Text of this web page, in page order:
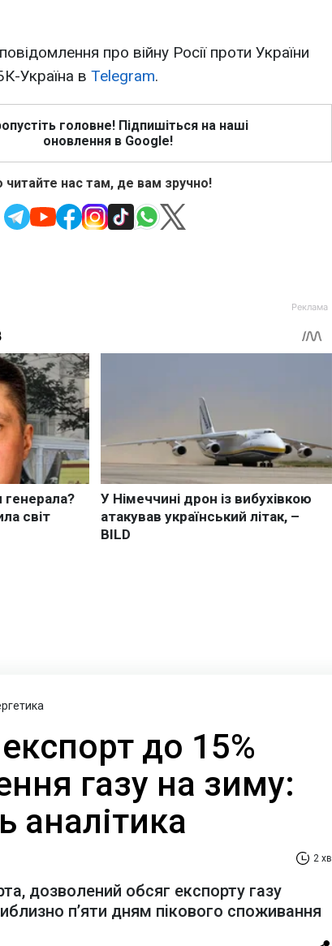
про війну Росії проти України
Україна в Telegram.
головне! Підпишіться на наші
оновлення в Google!
читайте нас там, де вам зручно!
до 15%
газу на зиму:
аналітика
2 хв
дозволений обсяг експорту газу
п’яти дням пікового споживання